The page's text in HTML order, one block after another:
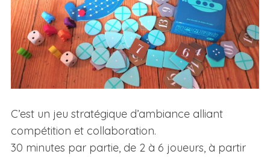
C’est un jeu stratégique d’ambiance alliant
compétition et collaboration.
30 minutes par partie, de 2 à 6 joueurs, à partir